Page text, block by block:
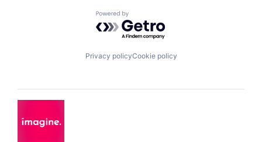
Powered by Getro.com
Privacy policyCookie policy